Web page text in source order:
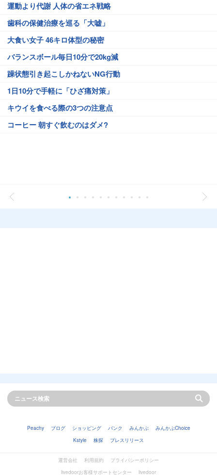
運動より代謝 人体の省エネ戦略
歯科の保健治療を巡る「大嘘」
大食い女子 46キロ体型の秘密
バランスボール毎日10分で20kg減
躁状態引き起こしかねないNG行動
1日10分で手軽に「ひざ痛対策」
キウイを食べる際の3つの注意点
コーヒー 朝すぐ飲むのはダメ?
Peachy ブログ ショッピング バンク みんかぶ
みんかぶChoice
Kstyle
株探 プレスリリース
運営会社 利用規約
プライバシーポリシー
livedoorお客様サポートセンター
livedoor